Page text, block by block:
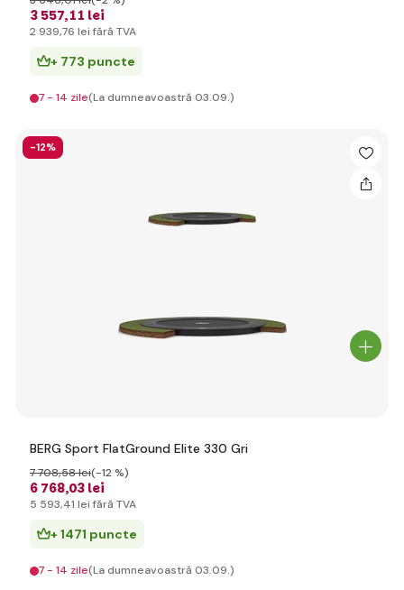
3 557,11 lei
2 939,76 lei fără TVA
+ 773 puncte
7 - 14 zile(La dumneavoastră 03.09.)
-12%
BERG Sport FlatGround Elite 330 Gri
6 768,03 lei
7 708,58 lei(-12 %)
5 593,41 lei fără TVA
+ 1471 puncte
7 - 14 zile(La dumneavoastră 03.09.)